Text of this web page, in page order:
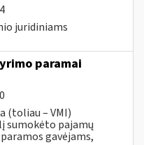
juridiniams
paramai
(toliau – VMI)
sumokėto pajamų
gavėjams,